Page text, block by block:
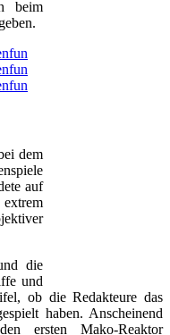
beim
dem
auf
die
und
ob die Redakteure das
haben. Anscheinend
ersten Mako-Reaktor